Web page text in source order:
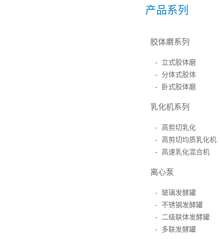
产品系列
胶体磨系列
- 立式胶体磨
- 分体式胶体
- 卧式胶体磨
乳化机系列
- 高剪切乳化
- 高剪切均质乳化机
- 高速乳化混合机
离心泵
- 玻璃发酵罐
- 不锈钢发酵罐
- 二级联体发酵罐
- 多联发酵罐